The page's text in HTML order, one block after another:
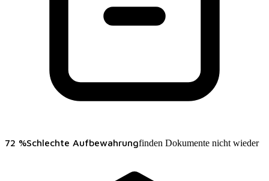
72 %Schlechte Aufbewahrungfinden Dokumente nicht wieder